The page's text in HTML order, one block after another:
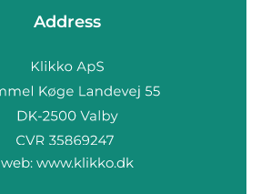
Address
web: www.klikko.dk